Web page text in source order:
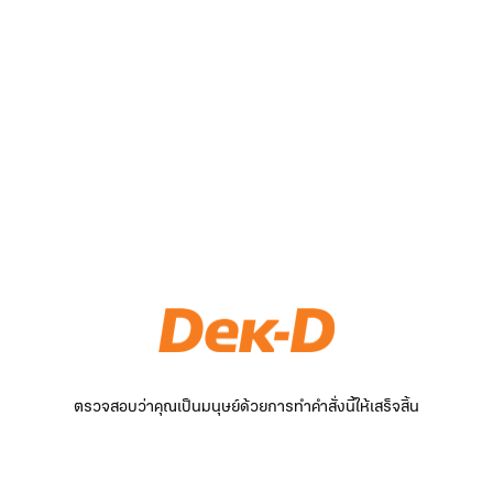
ตรวจสอบว่าคุณเป็นมนุษย์ด้วยการทำคำสั่งนี้ให้เสร็จสิ้น